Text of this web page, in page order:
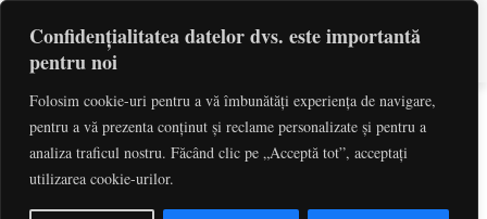
Confidențialitatea datelor dvs. este importantă
pentru noi
Folosim cookie-uri pentru a vă îmbunătăți experiența de navigare,
pentru a vă prezenta conținut și reclame personalizate și pentru a
analiza traficul nostru. Făcând clic pe „Acceptă tot”, acceptați
utilizarea cookie-urilor.
Codul de Procedură Penală —
Art. 577